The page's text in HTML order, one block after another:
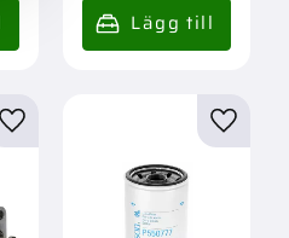
Lägg till i favoriter Lägg